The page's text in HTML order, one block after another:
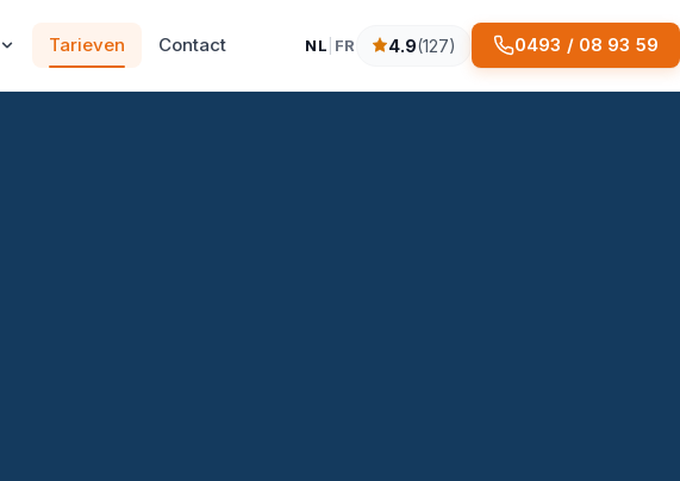
Tarieven Contact NL FR
4.9 sterren op basis van 127 reviews
4.9(127) 0493 / 08 93 59